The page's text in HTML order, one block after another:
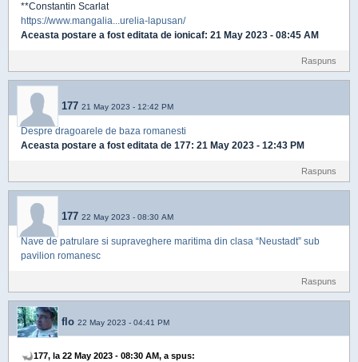
**Constantin Scarlat
https://www.mangalia...urelia-lapusan/
Aceasta postare a fost editata de ionicaf: 21 May 2023 - 08:45 AM
Raspuns
177 21 May 2023 - 12:42 PM
Despre dragoarele de baza romanesti
Aceasta postare a fost editata de 177: 21 May 2023 - 12:43 PM
Raspuns
177 22 May 2023 - 08:30 AM
Nave de patrulare si supraveghere maritima din clasa “Neustadt” sub
pavilion romanesc
Raspuns
flo 22 May 2023 - 04:41 PM
177, la 22 May 2023 - 08:30 AM, a spus: